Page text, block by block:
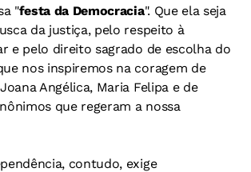
"festa da Democracia". Que ela seja
da justiça, pelo respeito à
e pelo direito sagrado de escolha do
nos inspiremos na coragem de
Angélica, Maria Felipa e de
que regeram a nossa
contudo, exige